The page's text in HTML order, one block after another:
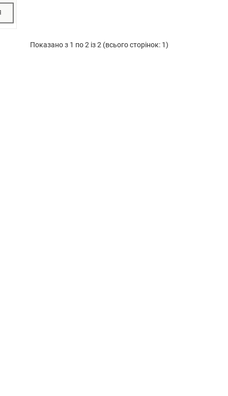
Показано з 1 по 2 із 2 (всього сторінок: 1)